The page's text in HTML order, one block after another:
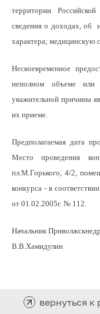
территории
сведения о доходах, об
характера; медицинскую
Несвоевременное
неполном объеме
уважительной причины
их приеме.
Предполагаемая дата
Место проведения
пл.М.Горького, 4/2,
конкурса - в
от 01.02.2005г. № 112.
Начальник Приволжскнедр
В.В.Хамидулин
вернуться к